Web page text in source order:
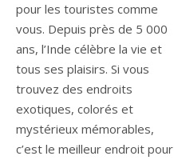
pour les touristes comme
vous. Depuis près de 5 000
ans, l’Inde célèbre la vie et
tous ses plaisirs. Si vous
trouvez des endroits
exotiques, colorés et
mystérieux mémorables,
c’est le meilleur endroit pour